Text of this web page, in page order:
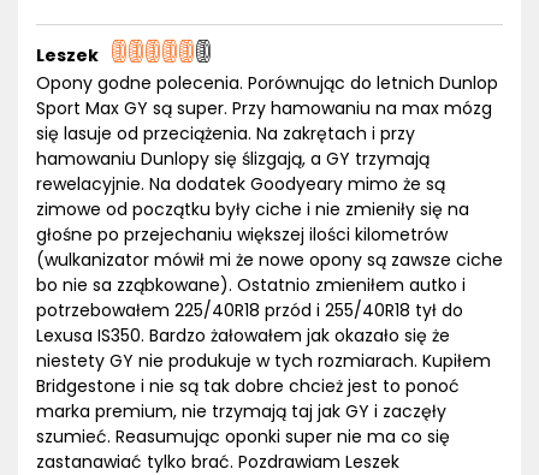
Leszek
Opony godne polecenia. Porównując do letnich Dunlop
Sport Max GY są super. Przy hamowaniu na max mózg
się lasuje od przeciążenia. Na zakrętach i przy
hamowaniu Dunlopy się ślizgają, a GY trzymają
rewelacyjnie. Na dodatek Goodyeary mimo że są
zimowe od początku były ciche i nie zmieniły się na
głośne po przejechaniu większej ilości kilometrów
(wulkanizator mówił mi że nowe opony są zawsze ciche
bo nie sa zząbkowane). Ostatnio zmieniłem autko i
potrzebowałem 225/40R18 przód i 255/40R18 tył do
Lexusa IS350. Bardzo żałowałem jak okazało się że
niestety GY nie produkuje w tych rozmiarach. Kupiłem
Bridgestone i nie są tak dobre chcież jest to ponoć
marka premium, nie trzymają taj jak GY i zaczęły
szumieć. Reasumując oponki super nie ma co się
zastanawiać tylko brać. Pozdrawiam Leszek